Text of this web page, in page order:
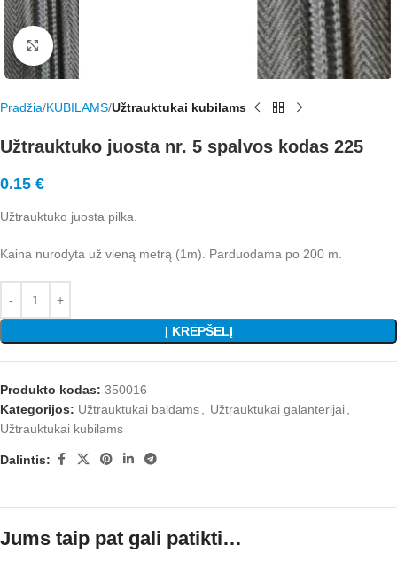
Rodyti nuotrauką visame ekrane
Pradžia KUBILAMS Užtrauktukai kubilams
Užtrauktuko juosta nr. 5 spalvos kodas 225
0.15 €
Užtrauktuko juosta pilka.
Kaina nurodyta už vieną metrą (1m). Parduodama po 200 m.
Į KREPŠELĮ
Produkto kodas: 350016
Kategorijos: Užtrauktukai baldams Užtrauktukai galanterijai
Užtrauktukai kubilams
Dalintis:
Jums taip pat gali patikti…